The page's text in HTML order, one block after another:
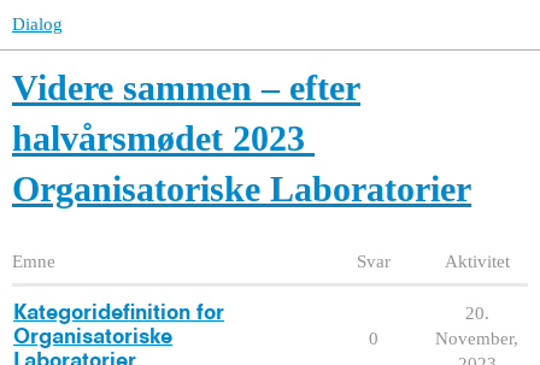
Dialog
Videre sammen – efter
halvårsmødet 2023
Organisatoriske Laboratorier
Emne Svar Aktivitet
Kategoridefinition for
Organisatoriske
Laboratorier
0
20.
November,